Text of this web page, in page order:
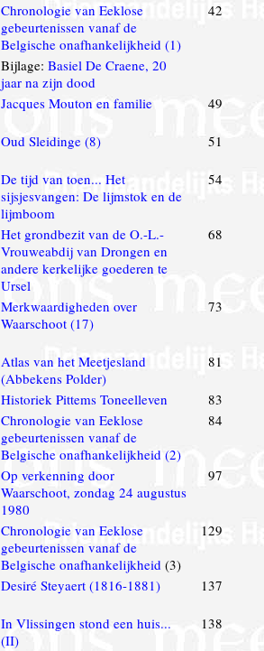
Chronologie van Eeklose
gebeurtenissen vanaf de
Belgische onafhankelijkheid (1)
42
Bijlage: Basiel De Craene, 20
jaar na zijn dood
Jacques Mouton en familie 49
Oud Sleidinge (8) 51
De tijd van toen... Het
sijsjesvangen: De lijmstok en de
lijmboom
54
Het grondbezit van de O.-L.-
Vrouweabdij van Drongen en
andere kerkelijke goederen te
Ursel
68
Merkwaardigheden over
Waarschoot (17)
73
Atlas van het Meetjesland
(Abbekens Polder)
81
Historiek Pittems Toneelleven
83
Chronologie van Eeklose
gebeurtenissen vanaf de
Belgische onafhankelijkheid (2)
84
Op verkenning door
Waarschoot, zondag 24 augustus
1980
97
Chronologie van Eeklose
gebeurtenissen vanaf de
Belgische onafhankelijkheid(3)
129
Desiré Steyaert (1816-1881) 137
In Vlissingen stond een huis...
(II)
138